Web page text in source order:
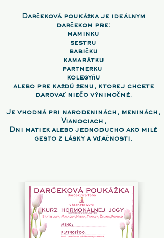
Darčeková poukážka je ideálnym
darčekom pre:
maminku
sestru
babičku
kamarátku
partnerku
kolegyňu
alebo pre každú ženu, ktorej chcete
darovať niečo výnimočné.
Je vhodná pri narodeninách, meninách,
Vianociach,
Dni matiek alebo jednoducho ako milé
gesto z lásky a vďačnosti.